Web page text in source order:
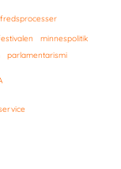
fredsprocesser
minnespolitik
parlamentarismi